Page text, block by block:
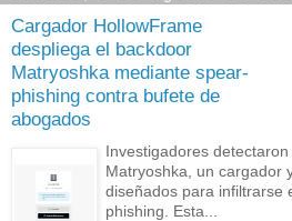
Cargador HollowFrame
despliega el backdoor
Matryoshka mediante spear-
phishing contra bufete de
abogados
Investigadores
Matryoshka, un cargador
diseñados para infiltrarse
phishing. Esta...